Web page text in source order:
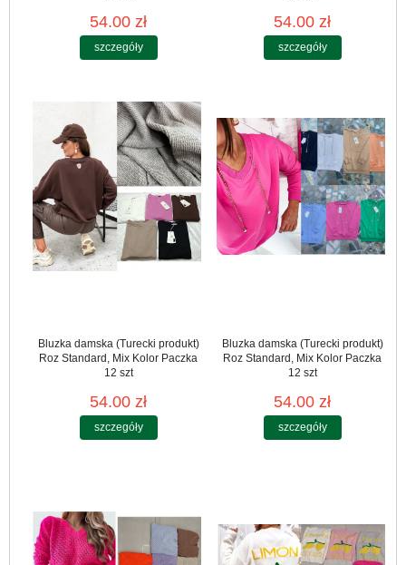
54.00 zł
szczegóły
54.00 zł
szczegóły
Bluzka damska (Turecki produkt)
Roz Standard, Mix Kolor Paczka
12 szt
54.00 zł
szczegóły
Bluzka damska (Turecki produkt)
Roz Standard, Mix Kolor Paczka
12 szt
54.00 zł
szczegóły